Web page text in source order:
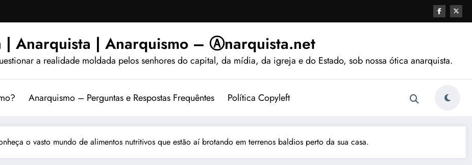
| Anarquista | Anarquismo – Ⓐnarquista.net
a realidade moldada pelos senhores do capital, da mídia, da igreja e do Estado, sob nossa ótica anarquista.
Anarquismo – Perguntas e Respostas Frequêntes Política Copyleft
o vasto mundo de alimentos nutritivos que estão aí brotando em terrenos baldios perto da sua casa.